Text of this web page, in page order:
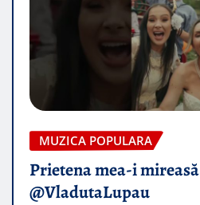
MUZICA POPULARA
Prietena mea-i mireasă​
@VladutaLupau